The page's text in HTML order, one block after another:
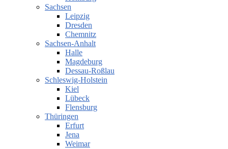
Sachsen
Leipzig
Dresden
Chemnitz
Sachsen-Anhalt
Halle
Magdeburg
Dessau-Roßlau
Schleswig-Holstein
Kiel
Lübeck
Flensburg
Thüringen
Erfurt
Jena
Weimar